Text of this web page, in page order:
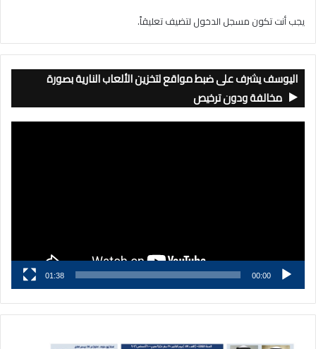
يجب أنت تكون مسجل الدخول لتضيف تعليقاً.
اليوسف يشرف على ضبط مواقع لتخزين الألعاب النارية بصورة
مخالفة ودون ترخيص
00:00
01:38